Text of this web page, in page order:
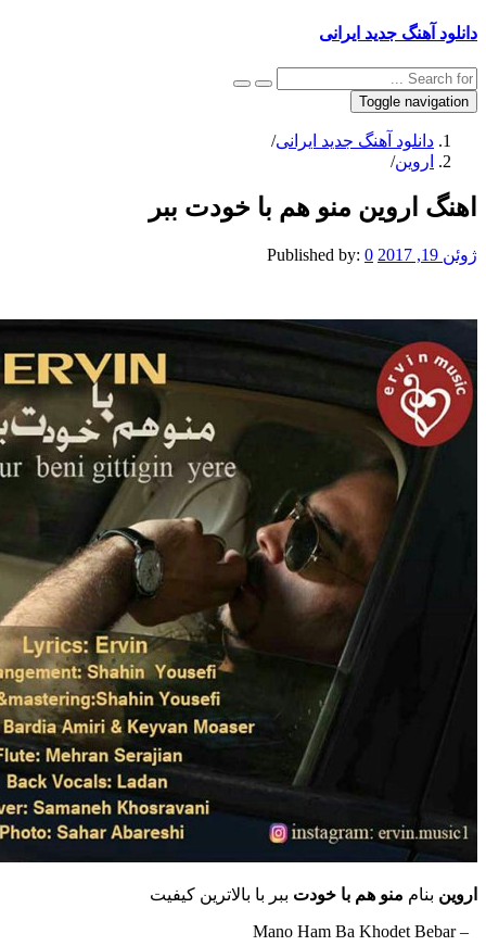
جدید ایرانی
Toggle
آهنگ جدید ایرانی/
منو هم با خودت ببر
Published by:0
منو هم با خودتببر با بالاترین کیفیت